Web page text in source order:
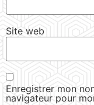
Site web
Enregistrer mon
navigateur pour